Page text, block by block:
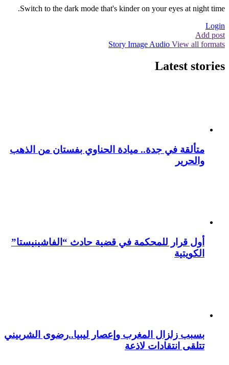
Switch to the dark mode that's kinder on your eyes at night time.
Login
Add post
Story Image Audio View all formats
Latest stories
متألقة في جدة.. ميادة الحناوي بفستان من الذهب
والحرير
أول قرار للمحكمة في قضية حادث “الفاشينيستا”
الكويتية
بسبب زلزال المغرب وإعصار ليبيا..رضوى الشربيني
تتلقى انتقادات لاذعة